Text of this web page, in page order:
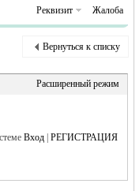
Реквизит Жалоба
Вернуться к списку
Расширенный режим
Вход |РЕГИСТРАЦИЯ